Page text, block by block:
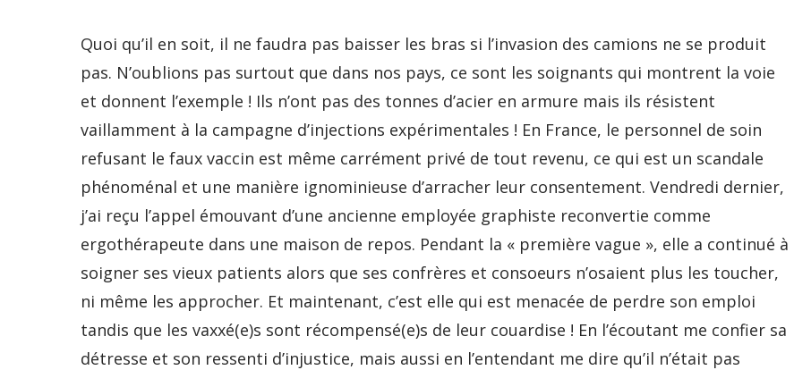
Quoi qu’il en soit, il ne faudra pas baisser les bras si l’invasion des camions ne se produit
pas. N’oublions pas surtout que dans nos pays, ce sont les soignants qui montrent la voie
et donnent l’exemple ! Ils n’ont pas des tonnes d’acier en armure mais ils résistent
vaillamment à la campagne d’injections expérimentales ! En France, le personnel de soin
refusant le faux vaccin est même carrément privé de tout revenu, ce qui est un scandale
phénoménal et une manière ignominieuse d’arracher leur consentement. Vendredi dernier,
j’ai reçu l’appel émouvant d’une ancienne employée graphiste reconvertie comme
ergothérapeute dans une maison de repos. Pendant la « première vague », elle a continué à
soigner ses vieux patients alors que ses confrères et consoeurs n’osaient plus les toucher,
ni même les approcher. Et maintenant, c’est elle qui est menacée de perdre son emploi
tandis que les vaxxé(e)s sont récompensé(e)s de leur couardise ! En l’écoutant me confier sa
détresse et son ressenti d’injustice, mais aussi en l’entendant me dire qu’il n’était pas